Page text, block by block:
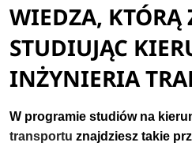
WIEDZA, KTÓRĄ
STUDIUJĄC
INŻYNIERIA
W programie studiów na
transportuznajdziesz takie